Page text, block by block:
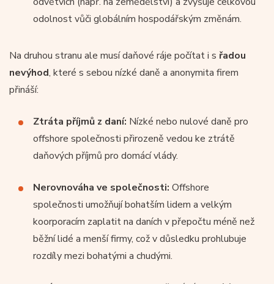
odolnost vůči globálním hospodářským změnám.
Na druhou stranu ale musí daňové ráje počítat i s řadou
nevýhod, které s sebou nízké daně a anonymita firem
přináší:
Ztráta příjmů z daní: Nízké nebo nulové daně pro
offshore společnosti přirozeně vedou ke ztrátě
daňových příjmů pro domácí vlády.
Nerovnováha ve společnosti: Offshore
společnosti umožňují bohatším lidem a velkým
koorporacím zaplatit na daních v přepočtu méně než
běžní lidé a menší firmy, což v důsledku prohlubuje
rozdíly mezi bohatými a chudými.